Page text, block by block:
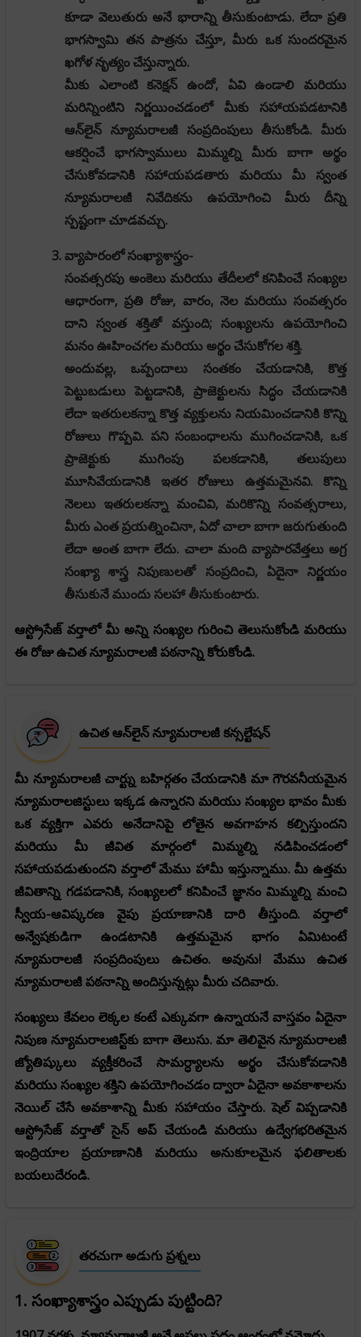
కూడా వెలుతురు అనే భారాన్ని తీసుకుంటాడు. లేదా ప్రతి
భాగస్వామి తన పాత్రను చేస్తూ, మీరు ఒక సుందరమైన
ఖగోళ నృత్యం చేస్తున్నారు.
మీకు ఎలాంటి కనెక్షన్ ఉందో, ఏవి ఉండాలి మరియు
మరిన్నింటిని నిర్ణయించడంలో మీకు సహాయపడటానికి
ఆన్‌లైన్ న్యూమరాలజీ సంప్రదింపులు తీసుకోండి. మీరు
ఆకర్షించే భాగస్వాములు మిమ్మల్ని మీరు బాగా అర్థం
చేసుకోవడానికి సహాయపడతారు మరియు మీ స్వంత
న్యూమరాలజీ నివేదికను ఉపయోగించి మీరు దీన్ని
స్పష్టంగా చూడవచ్చు.
వ్యాపారంలో సంఖ్యాశాస్త్రం-
సంవత్సరపు అంకెలు మరియు తేదీలలో కనిపించే సంఖ్యల
ఆధారంగా, ప్రతి రోజు, వారం, నెల మరియు సంవత్సరం
దాని స్వంత శక్తితో వస్తుంది; సంఖ్యలను ఉపయోగించి
మనం ఊహించగల మరియు అర్థం చేసుకోగల శక్తి.
అందువల్ల, ఒప్పందాలు సంతకం చేయడానికి, కొత్త
పెట్టుబడులు పెట్టడానికి, ప్రాజెక్టులను సిద్ధం చేయడానికి
లేదా ఇతరులకన్నా కొత్త వ్యక్తులను నియమించడానికి కొన్ని
రోజులు గొప్పవి. పని సంబంధాలను ముగించడానికి, ఒక
ప్రాజెక్టుకు ముగింపు పలకడానికి, తలుపులు
మూసివేయడానికి ఇతర రోజులు ఉత్తమమైనవి. కొన్ని
నెలలు ఇతరులకన్నా మంచివి, మరికొన్ని సంవత్సరాలు,
మీరు ఎంత ప్రయత్నించినా, ఏదో చాలా బాగా జరుగుతుంది
లేదా అంత బాగా లేదు. చాలా మంది వ్యాపారవేత్తలు అగ్ర
సంఖ్యా శాస్త్ర నిపుణులతో సంప్రదించి, ఏదైనా నిర్ణయం
తీసుకునే ముందు సలహా తీసుకుంటారు.
ఆస్ట్రోసేజ్ వర్తాలో మీ అన్ని సంఖ్యల గురించి తెలుసుకోండి మరియు
ఈ రోజు ఉచిత న్యూమరాలజీ పఠనాన్ని కోరుకోండి.
ఉచిత ఆన్‌లైన్ న్యూమరాలజీ కన్సల్టేషన్
మీ న్యూమరాలజీ చార్ట్ను బహిర్గతం చేయడానికి మా గౌరవనీయమైన
న్యూమరాలజిస్టులు ఇక్కడ ఉన్నారని మరియు సంఖ్యల భావం మీకు
ఒక వ్యక్తిగా ఎవరు అనేదానిపై లోతైన అవగాహన కల్పిస్తుందని
మరియు మీ జీవిత మార్గంలో మిమ్మల్ని నడిపించడంలో
సహాయపడుతుందని వర్తాలో మేము హామీ ఇస్తున్నాము. మీ ఉత్తమ
జీవితాన్ని గడపడానికి, సంఖ్యలలో కనిపించే జ్ఞానం మిమ్మల్ని మంచి
స్వీయ-ఆవిష్కరణ వైపు ప్రయాణానికి దారి తీస్తుంది. వర్తాలో
అన్వేషకుడిగా ఉండటానికి ఉత్తమమైన భాగం ఏమిటంటే
న్యూమరాలజీ సంప్రదింపులు ఉచితం. అవును! మేము ఉచిత
న్యూమరాలజీ పఠనాన్ని అందిస్తున్నట్లు మీరు చదివారు.
సంఖ్యలు కేవలం లెక్కల కంటే ఎక్కువగా ఉన్నాయనే వాస్తవం ఏదైనా
నిపుణ న్యూమరాలజిస్ట్‌కు బాగా తెలుసు. మా తెలివైన న్యూమరాలజీ
జ్యోతిష్కులు వ్యక్తీకరించే సామర్ధ్యాలను అర్థం చేసుకోవడానికి
మరియు సంఖ్యల శక్తిని ఉపయోగించడం ద్వారా ఏదైనా అవకాశాలను
నెయిల్ చేసే అవకాశాన్ని మీకు సహాయం చేస్తారు. షెల్ విప్పడానికి
ఆస్ట్రోసేజ్ వర్తాతో సైన్ అప్ చేయండి మరియు ఉద్వేగభరితమైన
ఇంద్రియాల ప్రయాణానికి మరియు అనుకూలమైన ఫలితాలకు
బయలుదేరండి.
తరచుగా అడుగు ప్రశ్నలు
1. సంఖ్యాశాస్త్రం ఎప్పుడు పుట్టింది?